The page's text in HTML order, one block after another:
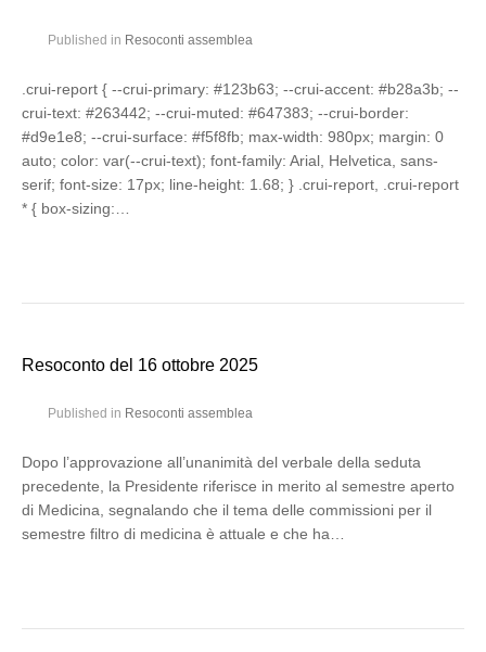
Published in Resoconti assemblea
.crui-report { --crui-primary: #123b63; --crui-accent: #b28a3b; --
crui-text: #263442; --crui-muted: #647383; --crui-border:
#d9e1e8; --crui-surface: #f5f8fb; max-width: 980px; margin: 0
auto; color: var(--crui-text); font-family: Arial, Helvetica, sans-
serif; font-size: 17px; line-height: 1.68; } .crui-report, .crui-report
* { box-sizing:…
Resoconto del 16 ottobre 2025
Published in Resoconti assemblea
Dopo l’approvazione all’unanimità del verbale della seduta
precedente, la Presidente riferisce in merito al semestre aperto
di Medicina, segnalando che il tema delle commissioni per il
semestre filtro di medicina è attuale e che ha…